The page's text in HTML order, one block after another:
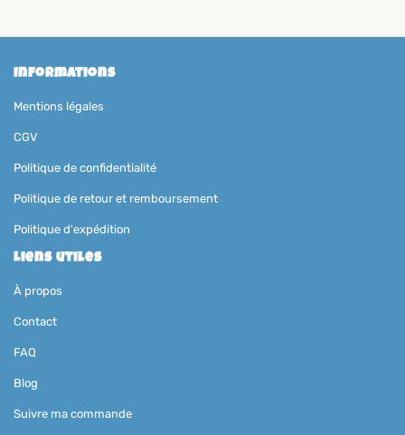
Informations
Mentions légales
CGV
Politique de confidentialité
Politique de retour et remboursement
Politique d'expédition
Liens utiles
À propos
Contact
FAQ
Blog
Suivre ma commande